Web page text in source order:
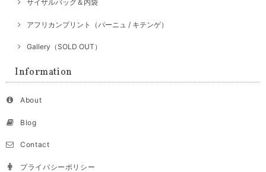
サイザルバッグ＆内袋
アフリカンプリント（パーニュ / キテンゲ）
Gallery（SOLD OUT）
Information
About
Blog
Contact
プライバシーポリシー